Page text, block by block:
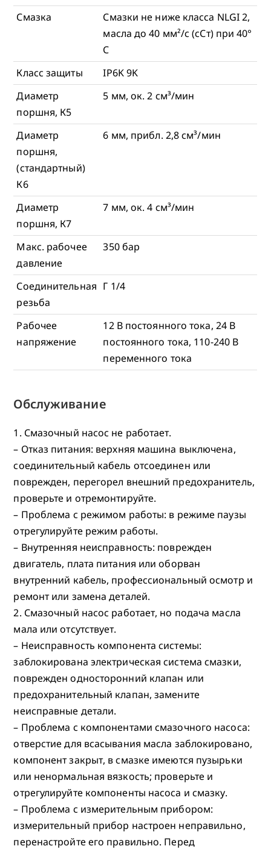
Смазка
Смазки не ниже класса NLGI 2,
масла до 40 мм²/с (сСт) при 40°
C
Класс защиты
IP6K 9K
Диаметр
поршня, К5
5 мм, ок. 2 см³/мин
Диаметр
поршня,
(стандартный)
К6
6 мм, прибл. 2,8 см³/мин
Диаметр
поршня, К7
7 мм, ок. 4 см³/мин
Макс. рабочее
давление
350 бар
Соединительная
резьба
Г 1/4
Рабочее
напряжение
12 В постоянного тока, 24 В
постоянного тока, 110-240 В
переменного тока
Обслуживание
1. Смазочный насос не работает.
– Отказ питания: верхняя машина выключена,
соединительный кабель отсоединен или
поврежден, перегорел внешний предохранитель,
проверьте и отремонтируйте.
– Проблема с режимом работы: в режиме паузы
отрегулируйте режим работы.
– Внутренняя неисправность: поврежден
двигатель, плата питания или оборван
внутренний кабель, профессиональный осмотр и
ремонт или замена деталей.
2. Смазочный насос работает, но подача масла
мала или отсутствует.
– Неисправность компонента системы:
заблокирована электрическая система смазки,
поврежден односторонний клапан или
предохранительный клапан, замените
неисправные детали.
– Проблема с компонентами смазочного насоса:
отверстие для всасывания масла заблокировано,
компонент закрыт, в смазке имеются пузырьки
или ненормальная вязкость; проверьте и
отрегулируйте компоненты насоса и смазку.
– Проблема с измерительным прибором:
измерительный прибор настроен неправильно,
перенастройте его правильно. Перед